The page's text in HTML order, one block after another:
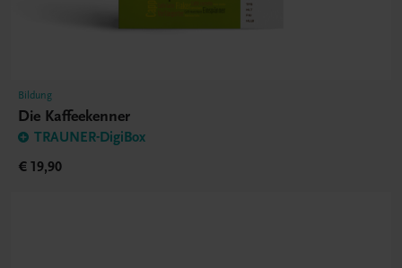
Bildung
Die Kaffeekenner
TRAUNER-DigiBox
€ 19,90